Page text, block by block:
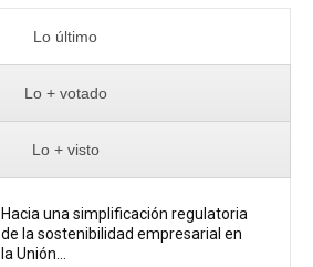
Lo último
Lo + votado
Lo + visto
Hacia una simplificación regulatoria
de la sostenibilidad empresarial en
la Unión...